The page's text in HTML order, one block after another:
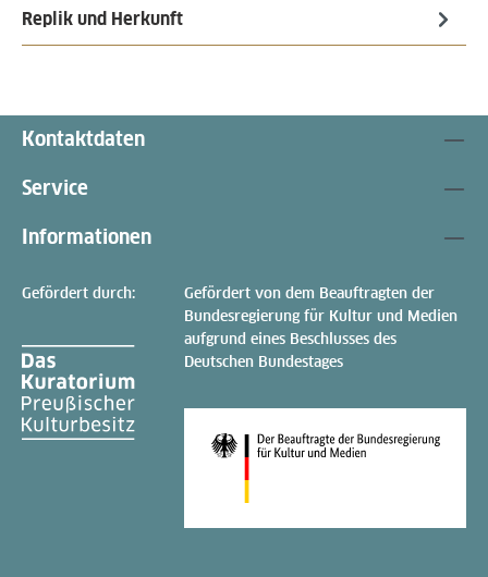
Replik und Herkunft
Kontaktdaten
Service
Informationen
Gefördert durch:
Gefördert von dem Beauftragten der
Bundesregierung für Kultur und Medien
aufgrund eines Beschlusses des
Deutschen Bundestages